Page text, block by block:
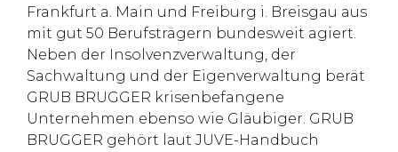
Frankfurt a. Main und Freiburg i. Breisgau aus
mit gut 50 Berufsträgern bundesweit agiert.
Neben der Insolvenzverwaltung, der
Sachwaltung und der Eigenverwaltung berät
GRUB BRUGGER krisenbefangene
Unternehmen ebenso wie Gläubiger. GRUB
BRUGGER gehört laut JUVE-Handbuch